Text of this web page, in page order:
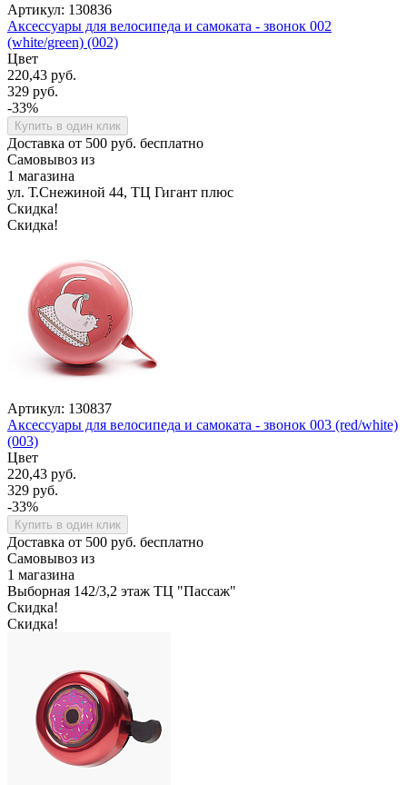
Артикул: 130836
Аксессуары для велосипеда и самоката - звонок 002
(white/green) (002)
Цвет
220,43 руб.
329 руб.
-33%
Купить в один клик
Доставка от 500 руб. бесплатно
Самовывоз из
1 магазина
ул. Т.Снежиной 44, ТЦ Гигант плюс
Скидка!
Скидка!
Артикул: 130837
Аксессуары для велосипеда и самоката - звонок 003 (red/white)
(003)
Цвет
220,43 руб.
329 руб.
-33%
Купить в один клик
Доставка от 500 руб. бесплатно
Самовывоз из
1 магазина
Выборная 142/3,2 этаж ТЦ "Пассаж"
Скидка!
Скидка!